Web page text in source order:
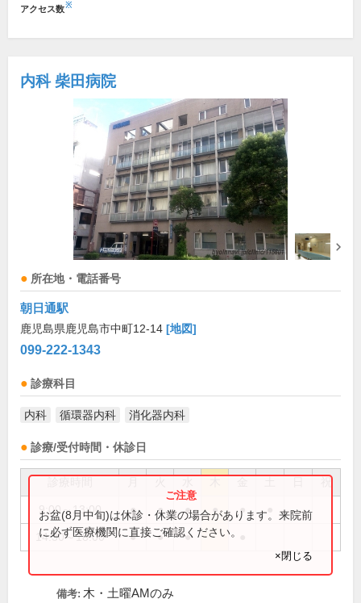
アクセス数※
内科 柴田病院
所在地・電話番号
朝日通駅
鹿児島県鹿児島市中町12-14 [地図]
099-222-1343
診療科目
内科 循環器内科 消化器内科
診療/受付時間・休診日
祝
9:00～13:00 ● ● ● ● ●
14:30～18:00 ● ● ●
お盆(8月中旬)は休診・休業の場合があります。来院前
に必ず医療機関に直接ご確認ください。
×閉じる
備考: 木・土曜AMのみ